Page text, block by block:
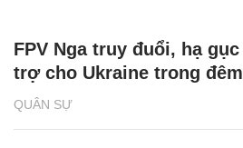
QUÂN SỰ
FPV Nga truy đuổi, hạ
trợ cho Ukraine trong đêm